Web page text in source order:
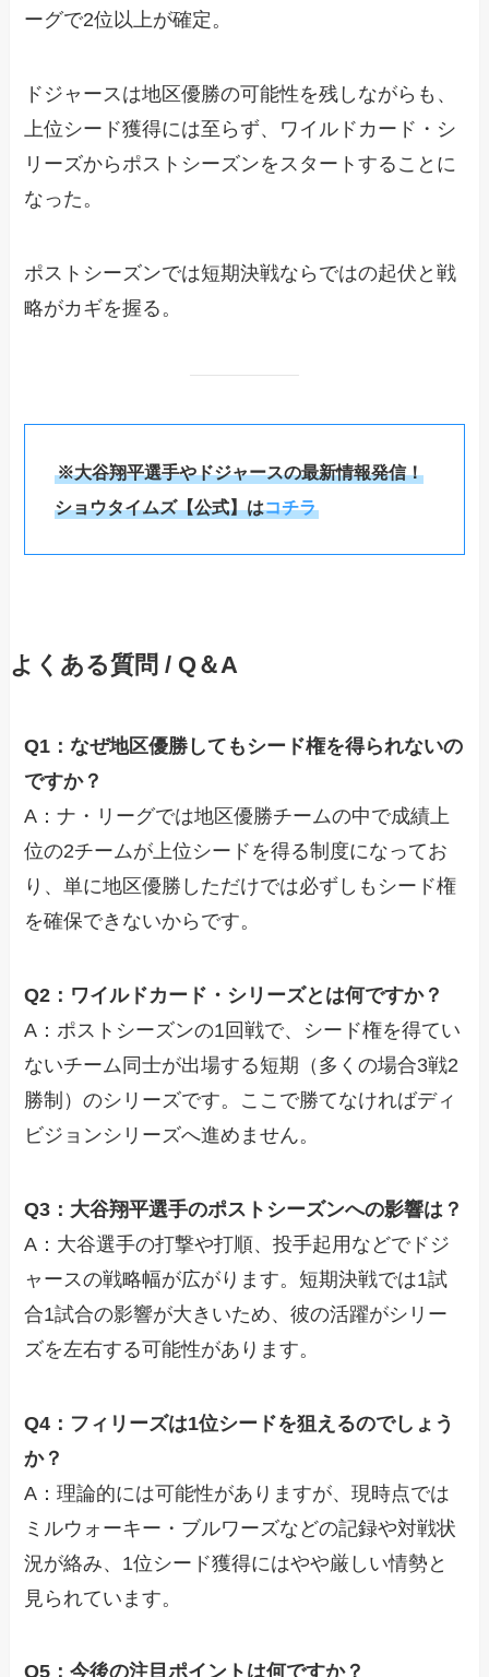
ーグで2位以上が確定。
ドジャースは地区優勝の可能性を残しながらも、
上位シード獲得には至らず、ワイルドカード・シ
リーズからポストシーズンをスタートすることに
なった。
ポストシーズンでは短期決戦ならではの起伏と戦
略がカギを握る。
※大谷翔平選手やドジャースの最新情報発信！
ショウタイムズ【公式】はコチラ
よくある質問 / Q＆A
Q1：なぜ地区優勝してもシード権を得られないの
ですか？
A：ナ・リーグでは地区優勝チームの中で成績上
位の2チームが上位シードを得る制度になってお
り、単に地区優勝しただけでは必ずしもシード権
を確保できないからです。
Q2：ワイルドカード・シリーズとは何ですか？
A：ポストシーズンの1回戦で、シード権を得てい
ないチーム同士が出場する短期（多くの場合3戦2
勝制）のシリーズです。ここで勝てなければディ
ビジョンシリーズへ進めません。
Q3：大谷翔平選手のポストシーズンへの影響は？
A：大谷選手の打撃や打順、投手起用などでドジ
ャースの戦略幅が広がります。短期決戦では1試
合1試合の影響が大きいため、彼の活躍がシリー
ズを左右する可能性があります。
Q4：フィリーズは1位シードを狙えるのでしょう
か？
A：理論的には可能性がありますが、現時点では
ミルウォーキー・ブルワーズなどの記録や対戦状
況が絡み、1位シード獲得にはやや厳しい情勢と
見られています。
Q5：今後の注目ポイントは何ですか？